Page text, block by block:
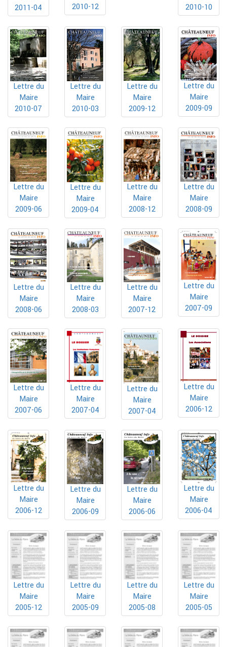
2011-04
2010-12
2010-10
Lettre du
Maire
2010-07
Lettre du
Maire
2010-03
Lettre du
Maire
2009-12
Lettre du
Maire
2009-09
Lettre du
Maire
2009-06
Lettre du
Maire
2009-04
Lettre du
Maire
2008-12
Lettre du
Maire
2008-09
Lettre du
Maire
2008-06
Lettre du
Maire
2008-03
Lettre du
Maire
2007-12
Lettre du
Maire
2007-09
Lettre du
Maire
2007-06
Lettre du
Maire
2007-04
Lettre du
Maire
2007-04
Lettre du
Maire
2006-12
Lettre du
Maire
2006-12
Lettre du
Maire
2006-09
Lettre du
Maire
2006-06
Lettre du
Maire
2006-04
Lettre du
Maire
2005-12
Lettre du
Maire
2005-09
Lettre du
Maire
2005-08
Lettre du
Maire
2005-05